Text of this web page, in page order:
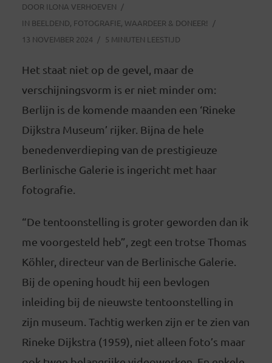
DOOR ILONA VERHOEVEN
IN BEELDEND, FOTOGRAFIE, WAARDEER & DONEER!
13 NOVEMBER 2024
5 MINUTEN LEESTIJD
Het staat niet op de gevel, maar de
verschijningsvorm is er niet minder om:
Berlijn is de komende maanden een ‘Rineke
Dijkstra Museum’ rijker. Bijna de hele
benedenverdieping van de prestigieuze
Berlinische Galerie is ingericht met haar
fotografie.
“De tentoonstelling is groter geworden dan ik
me voorgesteld heb”, zegt een trotse Thomas
Köhler, directeur van de Berlinische Galerie.
Bij de opening houdt hij een bevlogen
inleiding bij de nieuwste tentoonstelling in
zijn museum. Tachtig werken zijn er te zien van
Rineke Dijkstra (1959), niet alleen foto’s maar